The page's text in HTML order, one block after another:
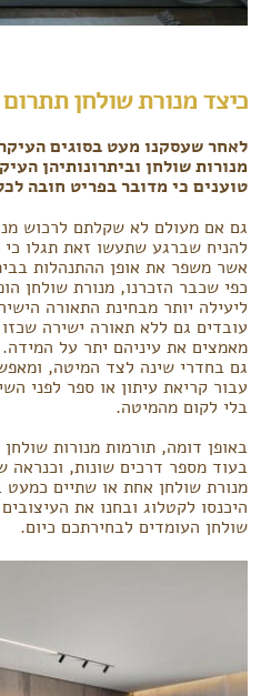
כיצד מנורת שולחן
לאחר שעסקנו מעט בסוגים
מנורות שולחן וביתרונותיהן
טוענים כי מדובר בפריט חובה
גם אם מעולם לא שקלתם לרכוש
להניח שברגע שתעשו זאת תגלו כי
אשר משפר את אופן ההתנהלות
כפי שכבר הזכרנו, מנורת שולחן
ליעילה יותר מבחינת התאורה
עובדים גם ללא תאורה ישירה
מאמצים את עיניהם יתר על המידה.
גם בחדרי שינה לצד המיטה,
עבור קריאת עיתון או ספר לפני
בלי לקום מהמיטה.
באופן דומה, תורמות מנורות
בעוד מספר דרכים שונות, וכנראה
מנורת שולחן אחת או שתיים כמעט
היכנסו לקטלוג ובחנו את
שולחן העומדים לבחירתכם כיום.